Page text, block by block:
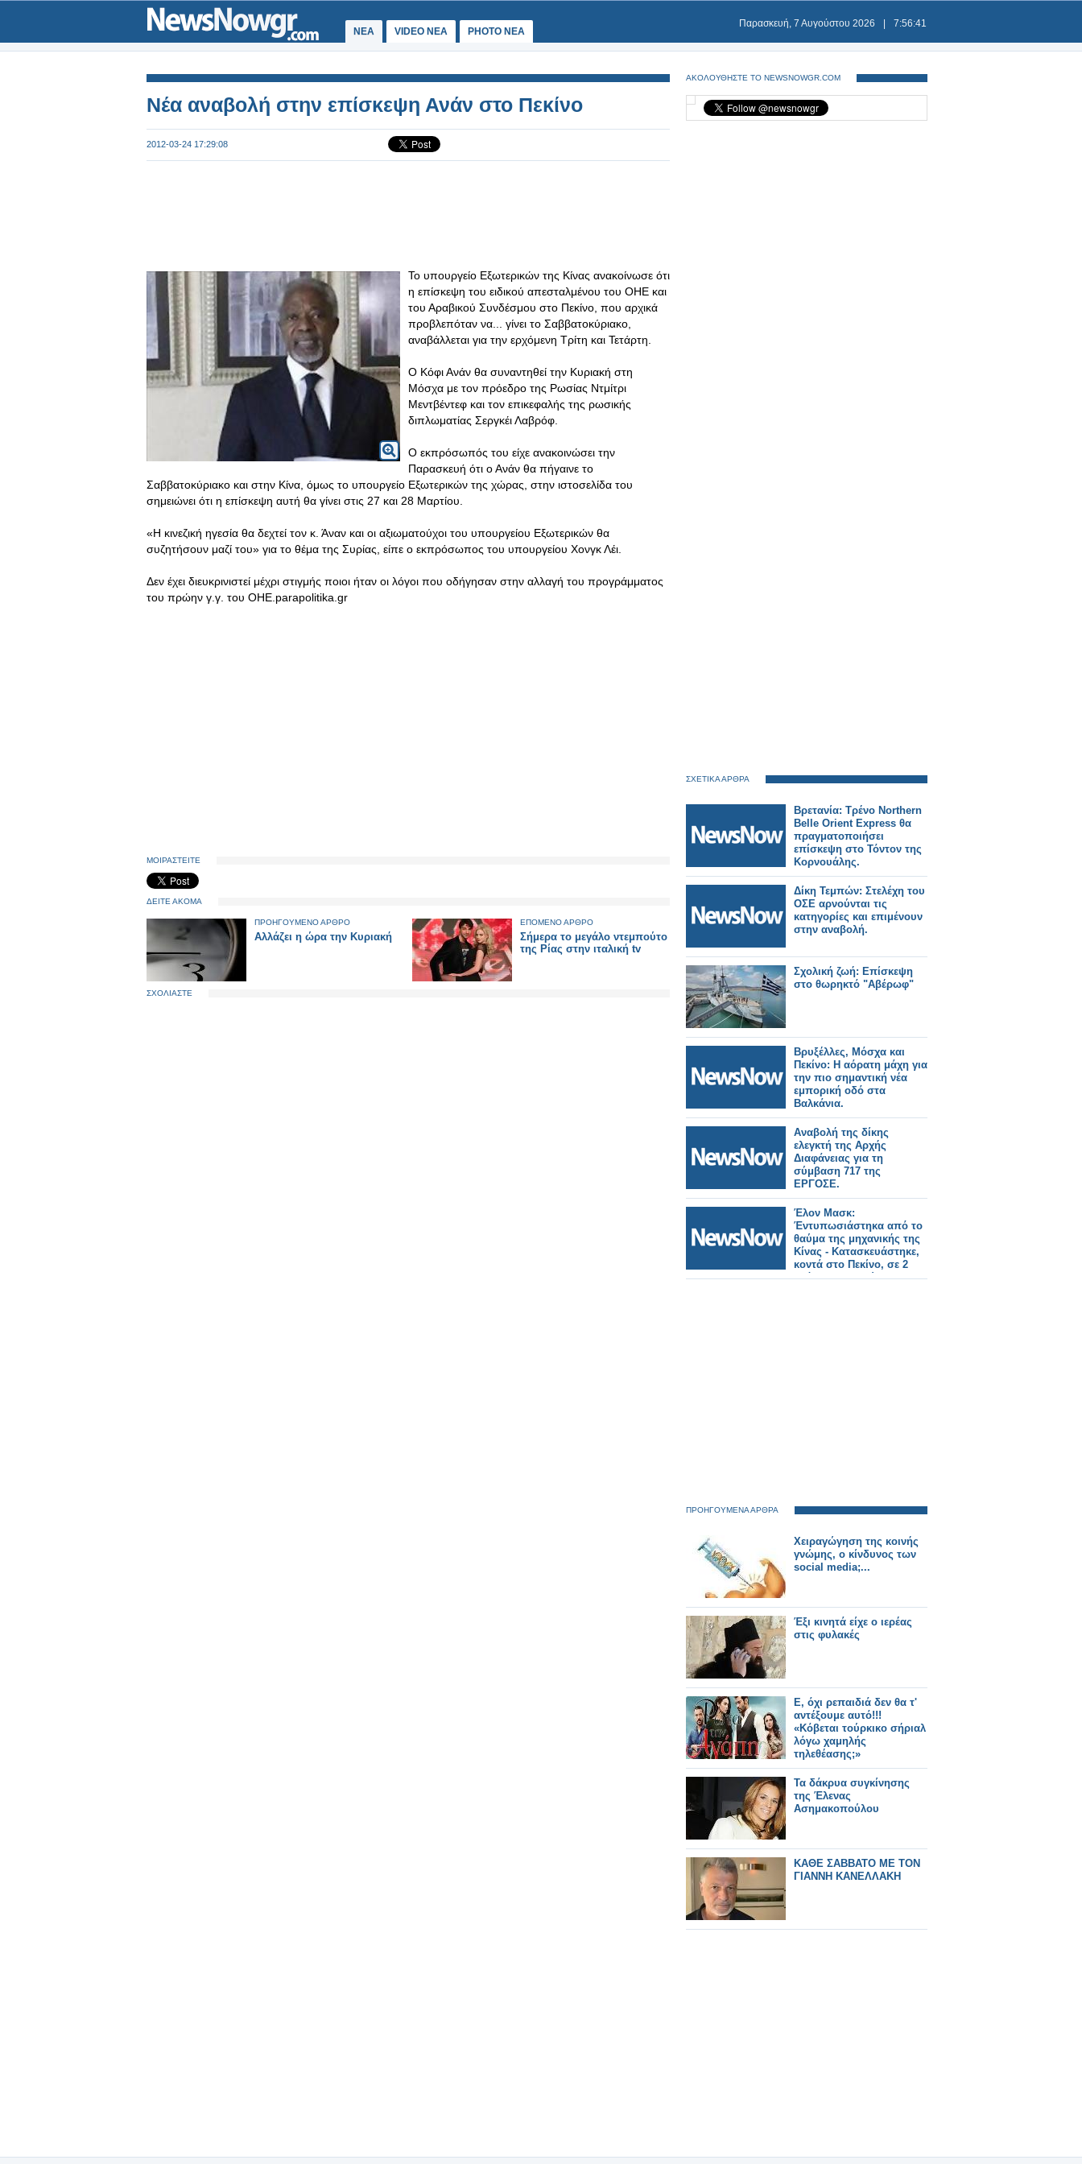
ΝΕΑ VIDEO NEA PHOTO NEA
Παρασκευή, 7 Αυγούστου 2026 7:56:42
Νέα αναβολή στην επίσκεψη Ανάν στο Πεκίνο
2012-03-24 17:29:08
Το υπουργείο Εξωτερικών της Κίνας ανακοίνωσε ότι
η επίσκεψη του ειδικού απεσταλμένου του ΟΗΕ και
του Αραβικού Συνδέσμου στο Πεκίνο, που αρχικά
προβλεπόταν να... γίνει το Σαββατοκύριακο,
αναβάλλεται για την ερχόμενη Τρίτη και Τετάρτη.
Ο Κόφι Ανάν θα συναντηθεί την Κυριακή στη
Μόσχα με τον πρόεδρο της Ρωσίας Ντμίτρι
Μεντβέντεφ και τον επικεφαλής της ρωσικής
διπλωματίας Σεργκέι Λαβρόφ.
Ο εκπρόσωπός του είχε ανακοινώσει την
Παρασκευή ότι ο Ανάν θα πήγαινε το
Σαββατοκύριακο και στην Κίνα, όμως το υπουργείο Εξωτερικών της χώρας, στην ιστοσελίδα του
σημειώνει ότι η επίσκεψη αυτή θα γίνει στις 27 και 28 Μαρτίου.
«Η κινεζική ηγεσία θα δεχτεί τον κ. Άναν και οι αξιωματούχοι του υπουργείου Εξωτερικών θα
συζητήσουν μαζί του» για το θέμα της Συρίας, είπε ο εκπρόσωπος του υπουργείου Χονγκ Λέι.
Δεν έχει διευκρινιστεί μέχρι στιγμής ποιοι ήταν οι λόγοι που οδήγησαν στην αλλαγή του προγράμματος
του πρώην γ.γ. του ΟΗΕ.parapolitika.gr
ΜΟΙΡΑΣΤΕΙΤΕ
ΔΕΙΤΕ ΑΚΟΜΑ
ΠΡΟΗΓΟΥΜΕΝΟ ΑΡΘΡΟ
Αλλάζει η ώρα την Κυριακή
ΕΠΟΜΕΝΟ ΑΡΘΡΟ
Σήμερα το μεγάλο ντεμπούτο
της Ρίας στην ιταλική tv
ΣΧΟΛΙΑΣΤΕ
ΑΚΟΛΟΥΘΗΣΤΕ ΤΟ NEWSNOWGR.COM
ΣΧΕΤΙΚΑ ΑΡΘΡΑ
Βρετανία: Τρένο Northern
Belle Orient Express θα
πραγματοποιήσει
επίσκεψη στο Τόντον της
Κορνουάλης.
Δίκη Τεμπών: Στελέχη του
ΟΣΕ αρνούνται τις
κατηγορίες και επιμένουν
στην αναβολή.
Σχολική ζωή: Επίσκεψη
στο θωρηκτό "Αβέρωφ"
Βρυξέλλες, Μόσχα και
Πεκίνο: Η αόρατη μάχη για
την πιο σημαντική νέα
εμπορική οδό στα
Βαλκάνια.
Αναβολή της δίκης
ελεγκτή της Αρχής
Διαφάνειας για τη
σύμβαση 717 της
ΕΡΓΟΣΕ.
Έλον Μασκ:
Έντυπωσιάστηκα από το
θαύμα της μηχανικής της
Κίνας - Κατασκευάστηκε,
κοντά στο Πεκίνο, σε 2
χρόνια ο μεγαλύτερος
ΠΡΟΗΓΟΥΜΕΝΑ ΑΡΘΡΑ
Χειραγώγηση της κοινής
γνώμης, ο κίνδυνος των
social media;...
Έξι κινητά είχε ο ιερέας
στις φυλακές
Ε, όχι ρεπαιδιά δεν θα τ'
αντέξουμε αυτό!!!
«Κόβεται τούρκικο σήριαλ
λόγω χαμηλής
τηλεθέασης;»
Τα δάκρυα συγκίνησης
της Έλενας
Ασημακοπούλου
ΚΑΘΕ ΣΑΒΒΑΤΟ ΜΕ ΤΟΝ
ΓΙΑΝΝΗ ΚΑΝΕΛΛΑΚΗ